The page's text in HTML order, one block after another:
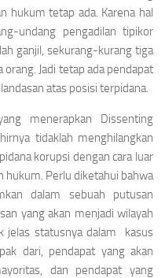
hukum tetap ada. Karena hal
undang pengadilan tipikor
ganjil, sekurang-kurang tiga
Jadi tetap ada pendapat
atas posisi terpidana.
menerapkan Dissenting
tidaklah menghilangkan
korupsi dengan cara luar
hukum. Perlu diketahui bahwa
dalam sebuah putusan
yang akan menjadi wilayah
jelas statusnya dalam kasus
dari, pendapat yang akan
dan pendapat yang